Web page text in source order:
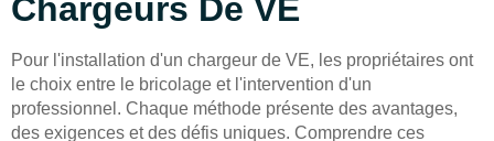
Chargeurs De VE
Pour l'installation d'un chargeur de VE, les propriétaires ont
le choix entre le bricolage et l'intervention d'un
professionnel. Chaque méthode présente des avantages,
des exigences et des défis uniques. Comprendre ces